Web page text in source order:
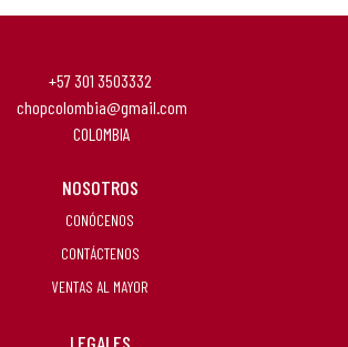
+57 301 3503332
chopcolombia@gmail.com
COLOMBIA
NOSOTROS
CONÓCENOS
CONTÁCTENOS
VENTAS AL MAYOR